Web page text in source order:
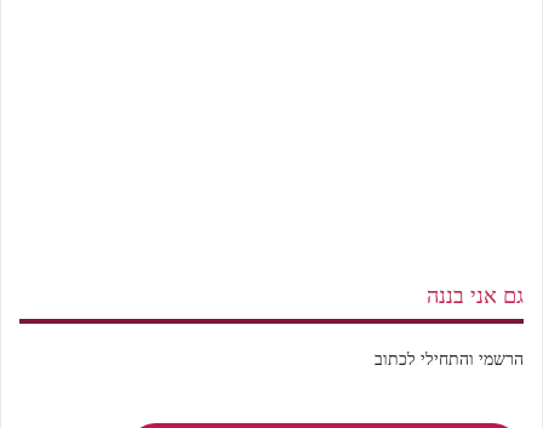
גם אני בננה
הרשמי והתחילי לכתוב